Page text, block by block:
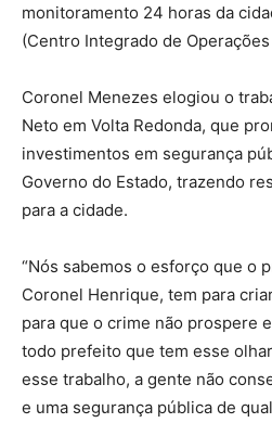
monitoramento 24 horas da
(Centro Integrado de
Coronel Menezes elogiou o
Neto em Volta Redonda, que
investimentos em segurança
Governo do Estado, trazendo
para a cidade.
“Nós sabemos o esforço que o
Coronel Henrique, tem para
para que o crime não prospere
todo prefeito que tem esse
esse trabalho, a gente não
e uma segurança pública de